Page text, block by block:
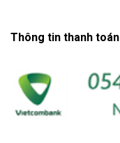
Thông tin thanh toán